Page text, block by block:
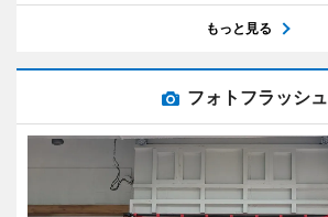
もっと見る
フォトフラッシュ